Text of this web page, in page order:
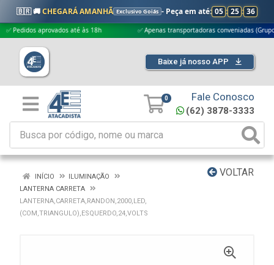
🇧🇷 🚚CHEGARÁ AMANHÃ Exclusivo Goiás - Peça em até: 05 : 25 : 35
aprovados até às 18h ✅ Apenas transportadoras conveniadas (Grupo G5)
Baixe já nosso APP
0 Fale Conosco
(62) 3878-3333
VOLTAR
INÍCIO
ILUMINAÇÃO
LANTERNA CARRETA
LANTERNA,CARRETA,RANDON,2000,LED,
(COM,TRIANGULO),ESQUERDO,24,VOLTS